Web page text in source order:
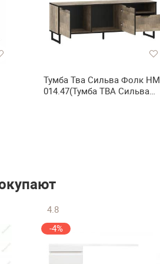
Тумба Тва Сильва Фолк НМ
014.47(Тумба ТВА Сильва
4.8
-4%